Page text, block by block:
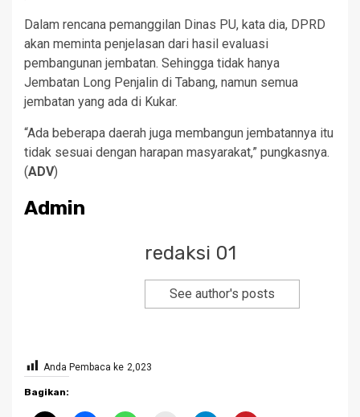
Dalam rencana pemanggilan Dinas PU, kata dia, DPRD
akan meminta penjelasan dari hasil evaluasi
pembangunan jembatan. Sehingga tidak hanya
Jembatan Long Penjalin di Tabang, namun semua
jembatan yang ada di Kukar.
“Ada beberapa daerah juga membangun jembatannya itu
tidak sesuai dengan harapan masyarakat,” pungkasnya.
(ADV)
Admin
redaksi 01
See author's posts
Anda Pembaca ke 2,023
Bagikan: